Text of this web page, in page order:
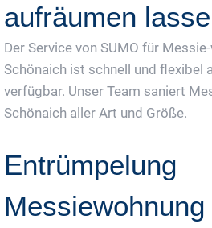
aufräumen
Der Service von SUMO für
Schönaich ist schnell und flexibel
verfügbar. Unser Team saniert
Schönaich aller Art und Größe.
Entrümpelung